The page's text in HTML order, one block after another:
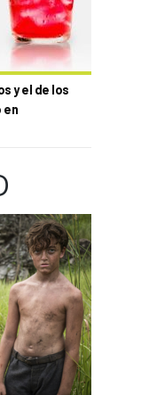
y el de los
en